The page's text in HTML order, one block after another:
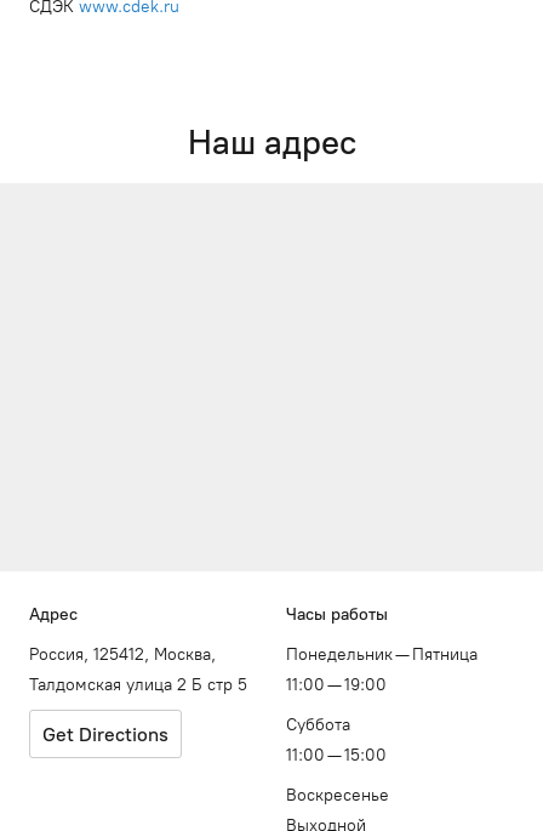
СДЭК www.cdek.ru
Наш адрес
Адрес
Россия, 125412, Москва,
Талдомская улица 2 Б стр 5
Get Directions
Часы работы
Понедельник — Пятница
11:00 — 19:00
Суббота
11:00 — 15:00
Воскресенье
Выходной